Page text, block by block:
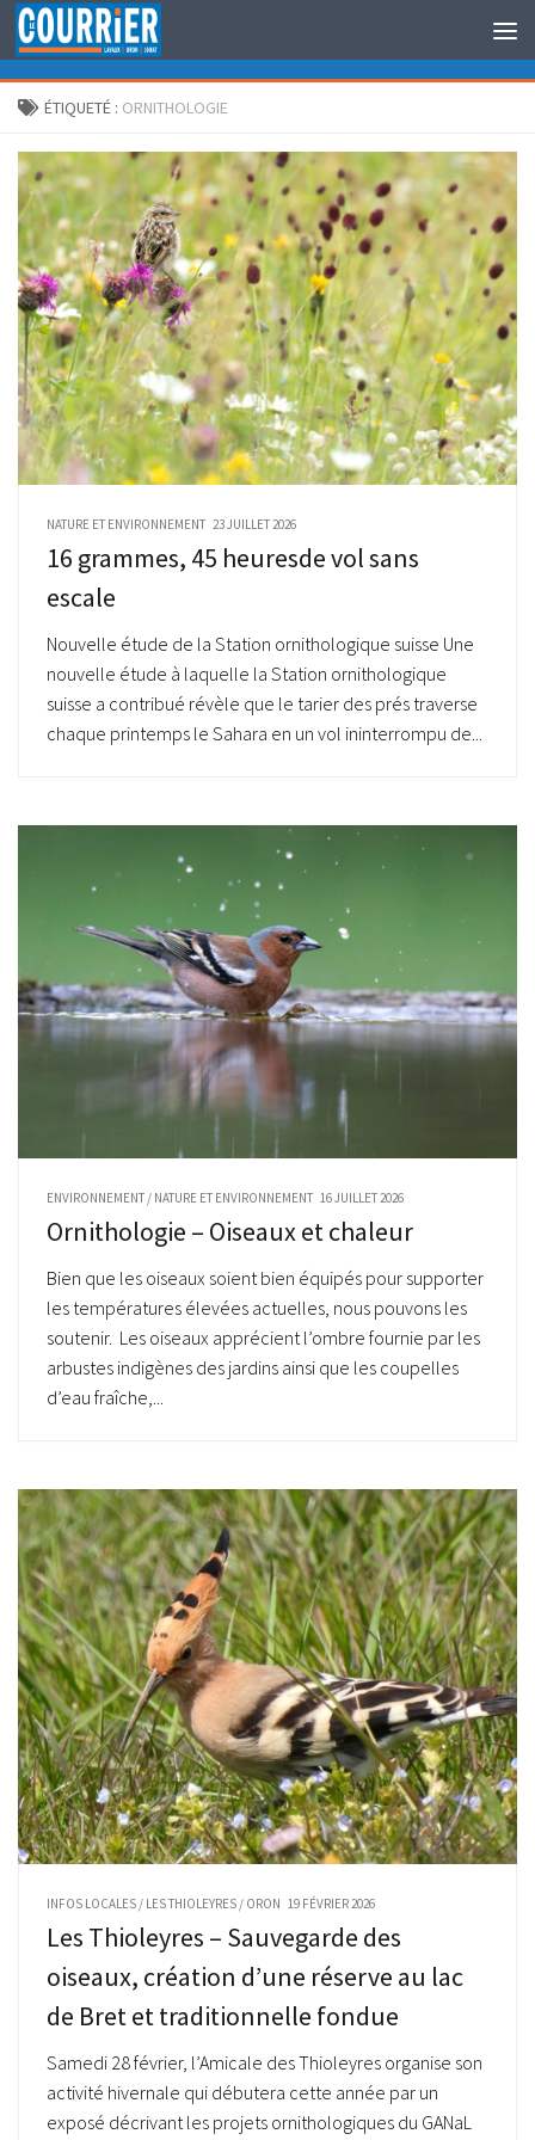
Au dessous du contenu
ÉTIQUETÉ : ORNITHOLOGIE
NATURE ET ENVIRONNEMENT 23 JUILLET 2026
16 grammes, 45 heuresde vol sans
escale
Nouvelle étude de la Station ornithologique suisse Une
nouvelle étude à laquelle la Station ornithologique
suisse a contribué révèle que le tarier des prés traverse
chaque printemps le Sahara en un vol ininterrompu de...
ENVIRONNEMENT / NATURE ET ENVIRONNEMENT 16 JUILLET 2026
Ornithologie – Oiseaux et chaleur
Bien que les oiseaux soient bien équipés pour supporter
les températures élevées actuelles, nous pouvons les
soutenir. Les oiseaux apprécient l’ombre fournie par les
arbustes indigènes des jardins ainsi que les coupelles
d’eau fraîche,...
INFOS LOCALES / LES THIOLEYRES / ORON 19 FÉVRIER 2026
Les Thioleyres – Sauvegarde des
oiseaux, création d’une réserve au lac
de Bret et traditionnelle fondue
Samedi 28 février, l’Amicale des Thioleyres organise son
activité hivernale qui débutera cette année par un
exposé décrivant les projets ornithologiques du GANaL